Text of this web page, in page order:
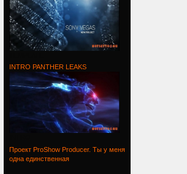
INTRO PANTHER LEAKS
Проект ProShow Producer. Ты у меня
одна единственная